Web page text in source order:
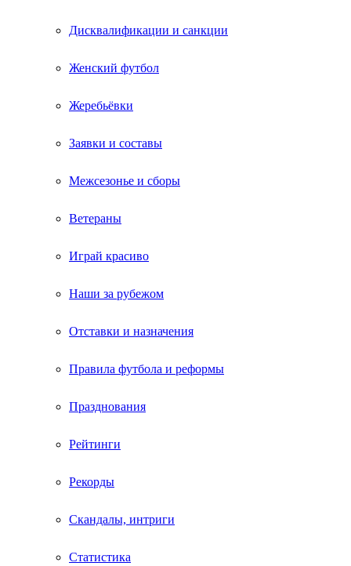
Дисквалификации и санкции
Женский футбол
Жеребьёвки
Заявки и составы
Межсезонье и сборы
Ветераны
Играй красиво
Наши за рубежом
Отставки и назначения
Правила футбола и реформы
Празднования
Рейтинги
Рекорды
Скандалы, интриги
Статистика